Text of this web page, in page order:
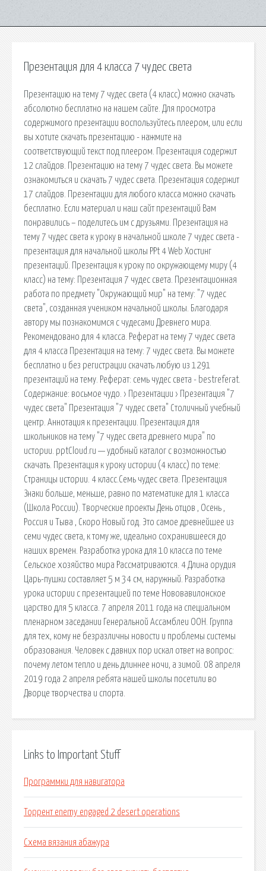
Презентация для 4 класса 7 чудес света
Презентацию на тему 7 чудес света (4 класс) можно скачать
абсолютно бесплатно на нашем сайте. Для просмотра
содержимого презентации воспользуйтесь плеером, или если
вы хотите скачать презентацию - нажмите на
соответствующий текст под плеером. Презентация содержит
12 слайдов. Презентацию на тему 7 чудес света. Вы можете
ознакомиться и скачать 7 чудес света. Презентация содержит
17 слайдов. Презентации для любого класса можно скачать
бесплатно. Если материал и наш сайт презентаций Вам
понравились – поделитесь им с друзьями. Презентация на
тему 7 чудес света к уроку в начальной школе 7 чудес света -
презентация для начальной школы PPt 4 Web Хостинг
презентаций. Презентация к уроку по окружающему миру (4
класс) на тему: Презентация 7 чудес света. Презентационная
работа по предмету "Окружающий мир" на тему: "7 чудес
света", созданная учеником начальной школы. Благодаря
автору мы познакомимся с чудесами Древнего мира.
Рекомендовано для 4 класса. Реферат на тему 7 чудес света
для 4 класса Презентация на тему: 7 чудес света. Вы можете
бесплатно и без регистрации скачать любую из 1291
презентаций на тему. Реферат: семь чудес света - bestreferat.
Содержание: восьмое чудо. › Презентации › Презентация "7
чудес света" Презентация "7 чудес света" Столичный учебный
центр. Аннотация к презентации. Презентация для
школьников на тему "7 чудес света древнего мира" по
истории. pptCloud.ru — удобный каталог с возможностью
скачать. Презентация к уроку истории (4 класс) по теме:
Страницы истории. 4 класс.Семь чудес света. Презентация
Знаки больше, меньше, равно по математике для 1 класса
(Школа России). Творческие проекты День отцов , Осень ,
Россия и Тыва , Скоро Новый год. Это самое древнейшее из
семи чудес света, к тому же, идеально сохранившееся до
наших времен. Разработка урока для 10 класса по теме
Сельское хозяйство мира Рассматриваются. 4 Длина орудия
Царь-пушки составляет 5 м 34 см, наружный. Разработка
урока истории с презентацией по теме Нововавилонское
царство для 5 класса. 7 апреля 2011 года на специальном
пленарном заседании Генеральной Ассамблеи ООН. Группа
для тех, кому не безразличны новости и проблемы системы
образования. Человек с давних пор искал ответ на вопрос:
почему летом тепло и день длиннее ночи, а зимой. 08 апреля
2019 года 2 апреля ребята нашей школы посетили во
Дворце творчества и спорта.
Links to Important Stuff
Программки для навигатора
Торрент enemy engaged 2 desert operations
Схема вязания абажура